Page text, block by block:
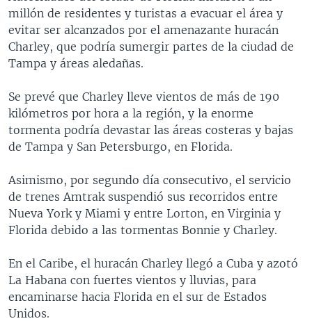
búsqueda
COLOMBIA
CHILE
PERÚ
VENEZUELA
BRASIL
COSTA RICA
EL SALVADOR
GUATEMALA
NICARAGUA
OTRAS SECCIONES
INMIGRACIÓN
LIBERTAD DE PRENSA
ECONOMÍA
ENTRETENIMIENTO Y CULTURA
DEPORTES
CIENCIA Y SALUD
ESPECIALES DE LA VOA
LIBERTAD DE PRENSA
MULTIMEDIA
VIDEOS
AUDIOS
PROGRAMAS TV
FORO INTERAMERICANO
VISIÓN 360
LAS CLAVES
PANORAMA
AVANCE INFORMATIVO
AUDIONOTICIAS
BUENOS DÍAS AMÉRICA
ESTADOS UNIDOS AL DÍA
EL MUNDO AL DÍA [RADIO]
FORO [RADIO]
DIRECT
DOCUMENTALES DE LA VOA
SÍGANOS
millón de residentes y turistas a evacuar el área y
evitar ser alcanzados por el amenazante huracán
Charley, que podría sumergir partes de la ciudad de
Tampa y áreas aledañas.
Se prevé que Charley lleve vientos de más de 190
kilómetros por hora a la región, y la enorme
tormenta podría devastar las áreas costeras y bajas
de Tampa y San Petersburgo, en Florida.
Asimismo, por segundo día consecutivo, el servicio
de trenes Amtrak suspendió sus recorridos entre
Nueva York y Miami y entre Lorton, en Virginia y
Florida debido a las tormentas Bonnie y Charley.
En el Caribe, el huracán Charley llegó a Cuba y azotó
La Habana con fuertes vientos y lluvias, para
encaminarse hacia Florida en el sur de Estados
Unidos.